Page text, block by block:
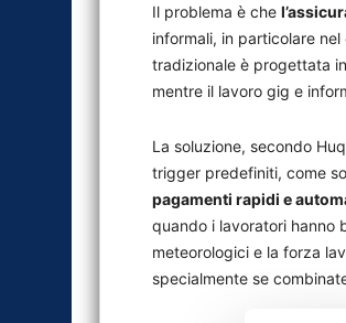
Il problema è che
informali, in particolare
tradizionale è progettata
mentre il lavoro gig e
La soluzione, secondo
trigger predefiniti, come
pagamenti rapidi e
quando i lavoratori hanno
meteorologici e la forza
specialmente se